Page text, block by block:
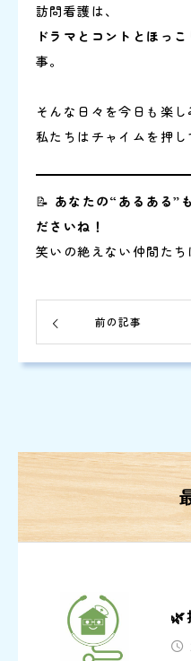
訪問看護は、
ドラマとコントとほっ
事。
そんな日々を今日も楽し
私たちはチャイムを押
📝 あなたの“あるある”
ださいね！
笑いの絶えない仲間た
前の記事